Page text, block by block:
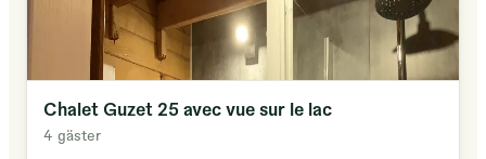
Chalet Guzet 25 avec vue sur le lac
4 gäster